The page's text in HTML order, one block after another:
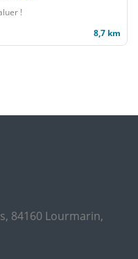
!
8,7 km
84160 Lourmarin,